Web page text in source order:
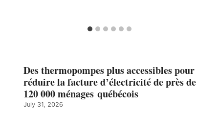
Des thermopompes plus accessibles pour
réduire la facture d’électricité de près de
120 000 ménages québécois
July 31, 2026